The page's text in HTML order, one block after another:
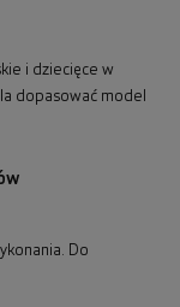
i dziecięce w
dopasować model
Do